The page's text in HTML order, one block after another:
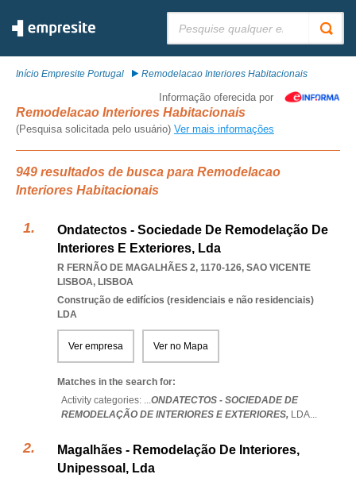
Início Empresite Portugal Remodelacao Interiores Habitacionais
Informação oferecida por
Remodelacao Interiores Habitacionais
(Pesquisa solicitada pelo usuário) Ver mais informações
949 resultados de busca para Remodelacao
Interiores Habitacionais
Ondatectos - Sociedade De Remodelação De
Interiores E Exteriores, Lda
R FERNÃO DE MAGALHÃES 2, 1170-126, SAO VICENTE
LISBOA, LISBOA
Construção de edifícios (residenciais e não residenciais)
LDA
Ver empresa Ver no Mapa
Matches in the search for:
Activity categories: ...ONDATECTOS - SOCIEDADE DE
REMODELAÇÃO DE INTERIORES E EXTERIORES, LDA...
Magalhães - Remodelação De Interiores,
Unipessoal, Lda